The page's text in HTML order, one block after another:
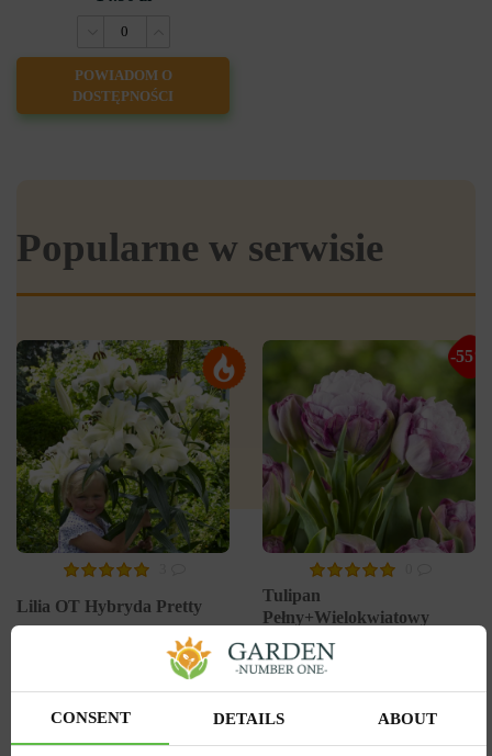
POWIADOM O
DOSTĘPNOŚCI
Popularne w serwisie
Lilia OT Hybryda Pretty
woman
Wysyłamy od 5 września
Kod produktu
1308
Ilość w paczce
-55%
Tulipan
Pełny+Wielokwiatowy
Peggy Wonder
Wysyłamy od 5 września
Kod produktu
CONSENT DETAILS ABOUT